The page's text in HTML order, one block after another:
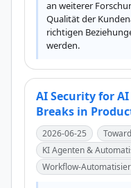
an weiterer
Qualität der
richtigen
werden.
AI Security for
Breaks in
2026-06-25
KI Agenten &
Workflow-